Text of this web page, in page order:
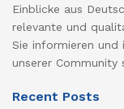
Einblicke aus
relevante und
Sie informieren und
unserer Community
Recent Posts